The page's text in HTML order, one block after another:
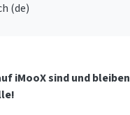
‎(de)‎
iMooX sind und bleiben